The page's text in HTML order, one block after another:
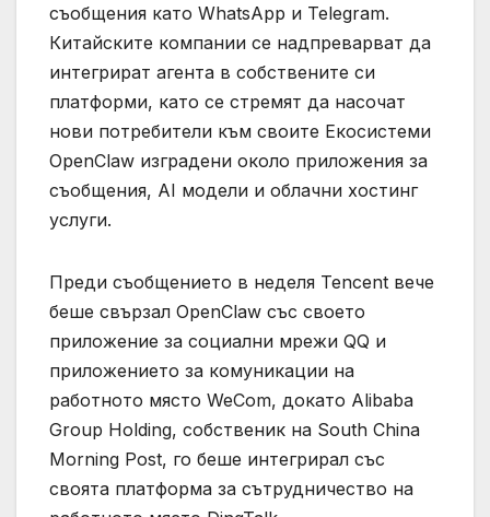
съобщения като WhatsApp и Telegram.
Китайските компании се надпреварват да
интегрират агента в собствените си
платформи, като се стремят да насочат
нови потребители към своите Екосистеми
OpenClaw изградени около приложения за
съобщения, AI модели и облачни хостинг
услуги.
Преди съобщението в неделя Tencent вече
беше свързал OpenClaw със своето
приложение за социални мрежи QQ и
приложението за комуникации на
работното място WeCom, докато Alibaba
Group Holding, собственик на South China
Morning Post, го беше интегрирал със
своята платформа за сътрудничество на